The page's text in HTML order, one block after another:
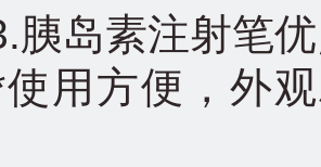
岛素注射笔优
方便，外观